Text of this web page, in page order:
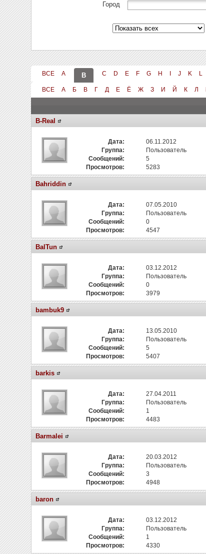
Город
ВСЕ A B C D E F G H J K
ВСЕ А Б В Г Д Е Ё Ж З И Й К Л
B-Real
Дата:
06.11.2012
Группа:
Пользователь
Сообщений:
5
Просмотров:
5283
Bahriddin
Дата:
07.05.2010
Группа:
Пользователь
Сообщений:
0
Просмотров:
4547
BalTun
Дата:
03.12.2012
Группа:
Пользователь
Сообщений:
0
Просмотров:
3979
bambuk9
Дата:
13.05.2010
Группа:
Пользователь
Сообщений:
5
Просмотров:
5407
barkis
Дата:
27.04.2011
Группа:
Пользователь
Сообщений:
1
Просмотров:
4483
Barmalei
Дата:
20.03.2012
Группа:
Пользователь
Сообщений:
3
Просмотров:
4948
baron
Дата:
03.12.2012
Группа:
Пользователь
Сообщений:
1
Просмотров:
4330